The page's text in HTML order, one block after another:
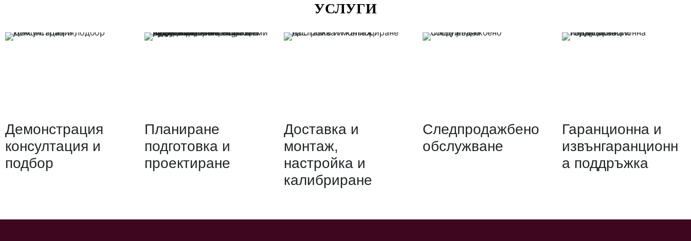
УСЛУГИ
Демонстрация
консултация и
подбор
Планиране
подготовка и
проектиране
Доставка и
монтаж,
настройка и
калибриране
Следпродажбено
обслужване
Гаранционна и
извънгаранционн
а поддръжка